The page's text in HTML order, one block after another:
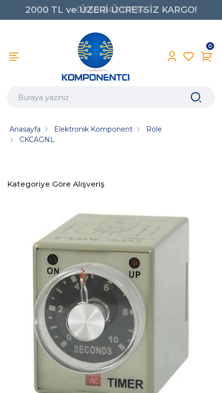
2000 TL ve ÜZERİ ÜCRETSİZ KARGO!
0850 242 0734
0
Anasayfa Elektronik Komponent
Röle
CKCAGNL
Kategoriye Göre Alışveriş